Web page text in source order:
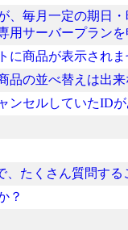
、毎月一定の期日
用サーバープラン
に商品が表示され
品の並べ替えは出
ンセルしていたID
、たくさん質問す
？